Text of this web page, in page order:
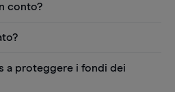
conto?
gratuitamente i prezzi e
grafici, notizie Reuters
titoli azionari di
federale tedesca di
a proteggere i fondi dei